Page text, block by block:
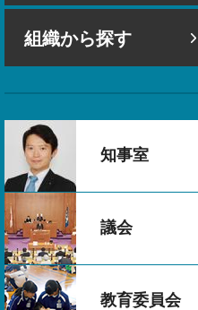
組織から探す
知事室
議会
教育委員会